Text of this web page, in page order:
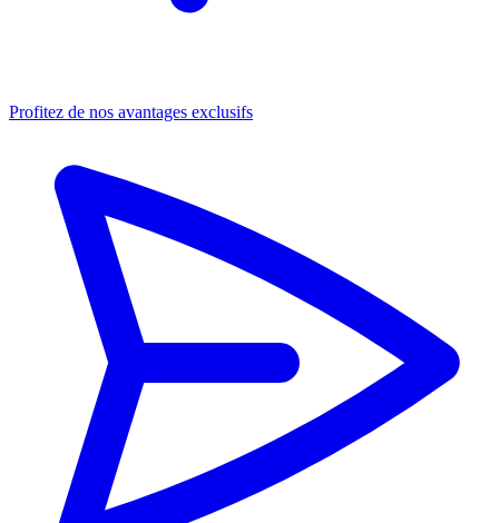
Profitez de nos avantages exclusifs